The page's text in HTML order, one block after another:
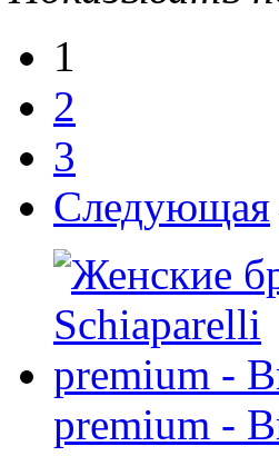
1
2
3
Следующая
premium -